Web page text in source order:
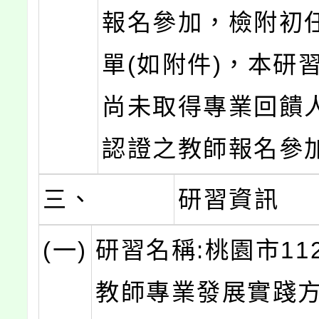
報名參加，檢附初
單(如附件)，本研
尚未取得專業回饋
認證之教師報名參
三、
研習資訊
(一) 研習名稱:桃園市
教師專業發展實踐